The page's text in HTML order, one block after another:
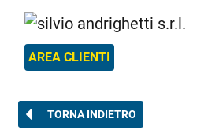
AREA CLIENTI
TORNA INDIETRO